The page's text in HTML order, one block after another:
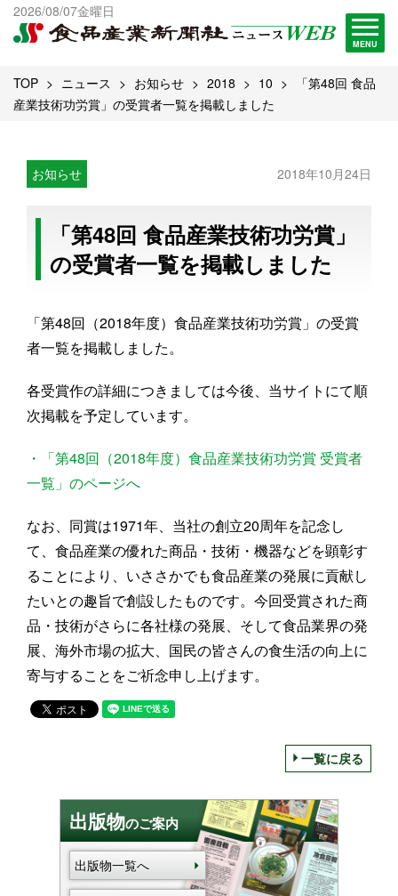
2026/08/07金曜日
MENU
出版物一覧へ
試読・購読申し込み
TOP ニュース お知らせ 2018 10
「第48回 食品
産業技術功労賞」の受賞者一覧を掲載しました
お知らせ 2018年10月24日
「第48回 食品産業技術功労賞」
の受賞者一覧を掲載しました
「第48回（2018年度）食品産業技術功労賞」の受賞
者一覧を掲載しました。
各受賞作の詳細につきましては今後、当サイトにて順
次掲載を予定しています。
・「第48回（2018年度）食品産業技術功労賞 受賞者
一覧」のページへ
なお、同賞は1971年、当社の創立20周年を記念し
て、食品産業の優れた商品・技術・機器などを顕彰す
ることにより、いささかでも食品産業の発展に貢献し
たいとの趣旨で創設したものです。今回受賞された商
品・技術がさらに各社様の発展、そして食品業界の発
展、海外市場の拡大、国民の皆さんの食生活の向上に
寄与することをご祈念申し上げます。
一覧に戻る
出版物のご案内
出版物一覧へ